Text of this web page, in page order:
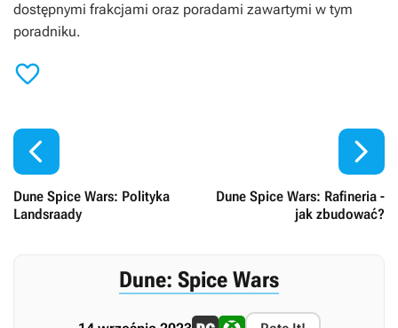
dostępnymi frakcjami oraz poradami zawartymi w tym
poradniku.


Dune Spice Wars: Polityka
Landsraady
Dune Spice Wars: Rafineria -
jak zbudować?

Dune: Spice Wars